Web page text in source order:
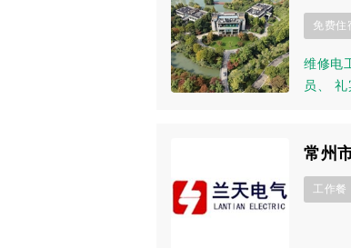
免费住
维修电
员
、礼
常州
工作餐